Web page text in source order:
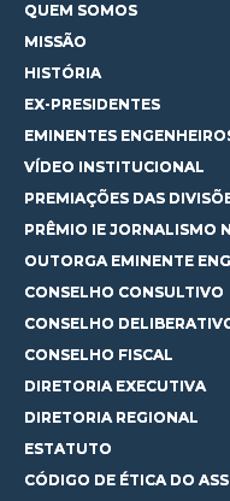
QUEM SOMOS
MISSÃO
HISTÓRIA
EX-PRESIDENTES
EMINENTES
VÍDEO INSTITUCIONAL
PREMIAÇÕES DAS
PRÊMIO IE JORNALISMO
OUTORGA EMINENTE
CONSELHO CONSULTIVO
CONSELHO
CONSELHO FISCAL
DIRETORIA EXECUTIVA
DIRETORIA REGIONAL
ESTATUTO
CÓDIGO DE ÉTICA DO